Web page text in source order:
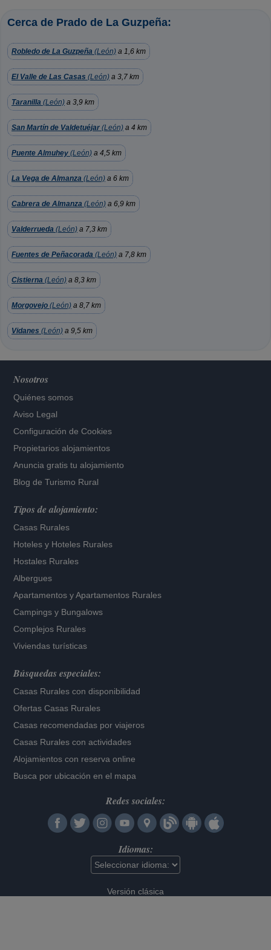
Cerca de Prado de La Guzpeña:
Robledo de La Guzpeña (León) a 1,6 km
El Valle de Las Casas (León) a 3,7 km
Taranilla (León) a 3,9 km
San Martín de Valdetuéjar (León) a 4 km
Puente Almuhey (León) a 4,5 km
La Vega de Almanza (León) a 6 km
Cabrera de Almanza (León) a 6,9 km
Valderrueda (León) a 7,3 km
Fuentes de Peñacorada (León) a 7,8 km
Cistierna (León) a 8,3 km
Morgovejo (León) a 8,7 km
Vidanes (León) a 9,5 km
Nosotros
Quiénes somos
Aviso Legal
Configuración de Cookies
Propietarios alojamientos
Anuncia gratis tu alojamiento
Blog de Turismo Rural
Tipos de alojamiento:
Casas Rurales
Hoteles y Hoteles Rurales
Hostales Rurales
Albergues
Apartamentos yApartamentos Rurales
Campings y Bungalows
Complejos Rurales
Viviendas turísticas
Búsquedas especiales:
Casas Rurales con disponibilidad
Ofertas Casas Rurales
Casas recomendadas por viajeros
Casas Rurales con actividades
Alojamientos con reserva online
Busca por ubicación en el mapa
Redes sociales:
Idiomas:
Versión clásica